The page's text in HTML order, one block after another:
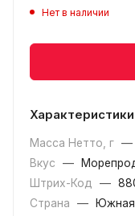
Нет в наличии
Характеристики
Масса Нетто, г —
Вкус
—
Штрих-Код
—
Страна
—
Южная